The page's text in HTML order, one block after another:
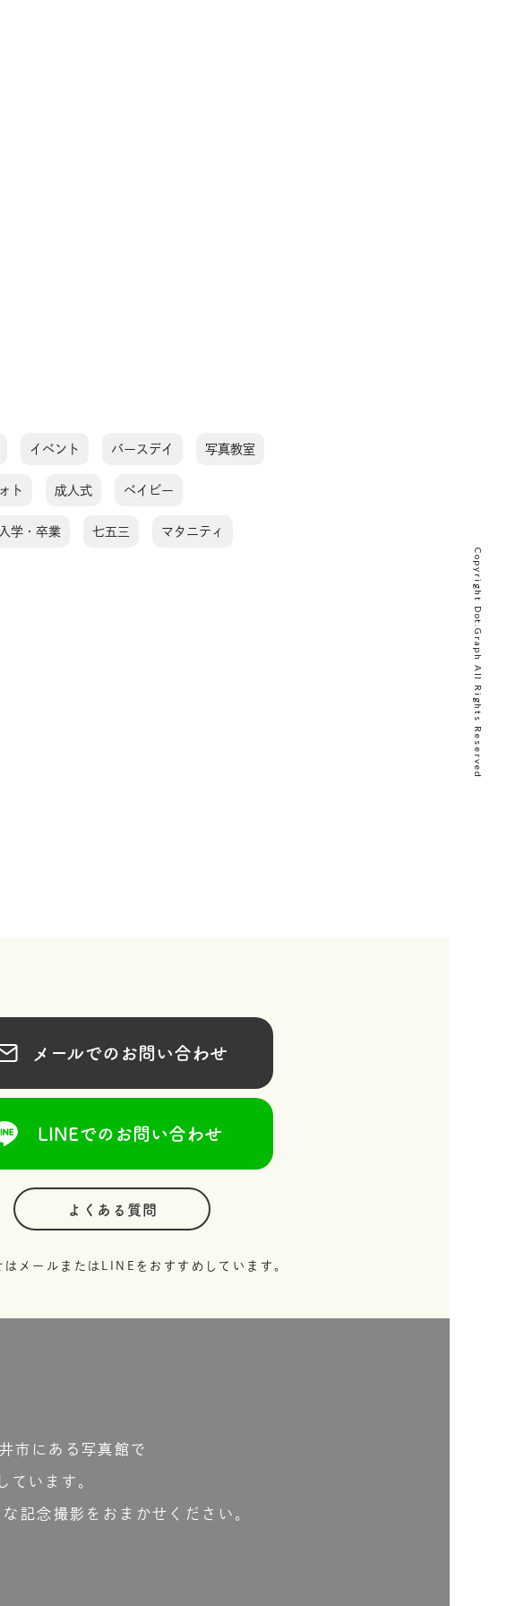
Copyright Dot.Graph All Rights Reserved
イベント バースデイ 写真教室
ト 成人式 ベイビー
学・卒業 七五三 マタニティ
ールでのお問い合わせ
LINEでのお問い合わせ
よくある質問
メールまたはLINEをおすすめしています。
市にある写真館で
ています。
記念撮影をおまかせください。